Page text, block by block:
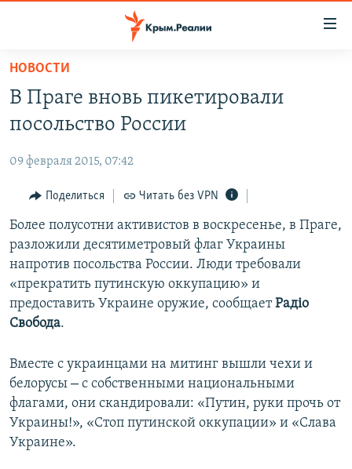
Вернуться
основному
содержанию
навигации
Вернутся
поиску
СПЕЦПРОЕКТЫ
КАРТА ВОЕННЫХ ОБЪЕКТОВ КРЫМА
11 ЛЕТ ОККУПАЦИИ КРЫМА. 11 ИСТОРИЙ СОПРОТИВЛЕНИЯ
ИСТОРИЯ
ЕЩЕ
ИНТЕРАКТИВ
ИНФОГРАФИКА
ТЕЛЕПРОЕКТ КРЫМ.РЕАЛИИ
СОВЕТЫ ПРАВОЗАЩИТНИКОВ
ПОБЕДИТЕЛЕЙ НЕ СУДЯТ?
КРЫМ.НЕПОКОРЕННЫЙ
ELIFBE
УКРАИНСКАЯ ПРОБЛЕМА КРЫМА
РАДІО СВОБОДА
КАК ОБОЙТИ БЛОКИРОВКУ
Українською
Qırımtatar
ПРИСОЕДИНЯЙТЕСЬ!
НОВОСТИ
В Праге вновь пикетировали
посольство России
09 февраля 2015, 07:42
Поделиться Читать без VPN
Более полусотни активистов в воскресенье, в Праге,
разложили десятиметровый флаг Украины
напротив посольства России. Люди требовали
«прекратить путинскую оккупацию» и
предоставить Украине оружие, сообщаетРадіо
Свобода.
Вместе с украинцами на митинг вышли чехи и
белорусы – с собственными национальными
флагами, они скандировали: «Путин, руки прочь от
Украины!», «Стоп путинской оккупации» и «Слава
Украине».